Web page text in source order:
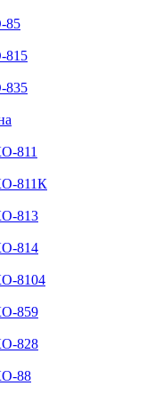
85
815
835
811
811К
813
814
8104
859
828
88